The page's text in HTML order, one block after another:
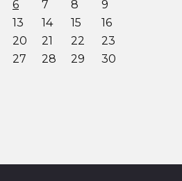
6 7 8
9
13 14 15
16
20 21 22
23
27 28 29
30